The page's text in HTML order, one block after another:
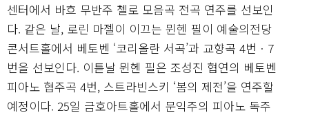
센터에서 바흐 무반주 첼로 모음곡 전곡 연주를 선보인
다. 같은 날, 로린 마젤이 이끄는 뮌헨 필이 예술의전당
콘서트홀에서 베토벤 ‘코리올란 서곡’과 교향곡 4번ㆍ7
번을 선보인다. 이튿날 뮌헨 필은 조성진 협연의 베토벤
피아노 협주곡 4번, 스트라빈스키 ‘봄의 제전’을 연주할
예정이다. 25일 금호아트홀에서 문익주의 피아노 독주